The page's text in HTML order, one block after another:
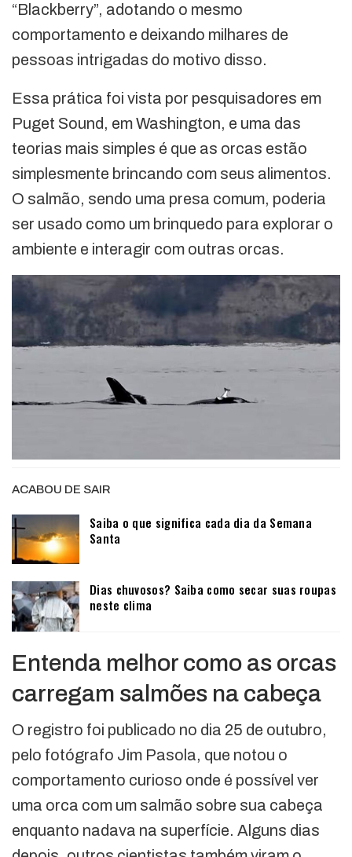
“Blackberry”, adotando o mesmo
comportamento e deixando milhares de
pessoas intrigadas do motivo disso.
Essa prática foi vista por pesquisadores em
Puget Sound, em Washington, e uma das
teorias mais simples é que as orcas estão
simplesmente brincando com seus alimentos.
O salmão, sendo uma presa comum, poderia
ser usado como um brinquedo para explorar o
ambiente e interagir com outras orcas.
ACABOU DE SAIR
Saiba o que significa cada dia da Semana
Santa
Dias chuvosos? Saiba como secar suas roupas
neste clima
Entenda melhor como as orcas
carregam salmões na cabeça
O registro foi publicado no dia 25 de outubro,
pelo fotógrafo Jim Pasola, que notou o
comportamento curioso onde é possível ver
uma orca com um salmão sobre sua cabeça
enquanto nadava na superfície. Alguns dias